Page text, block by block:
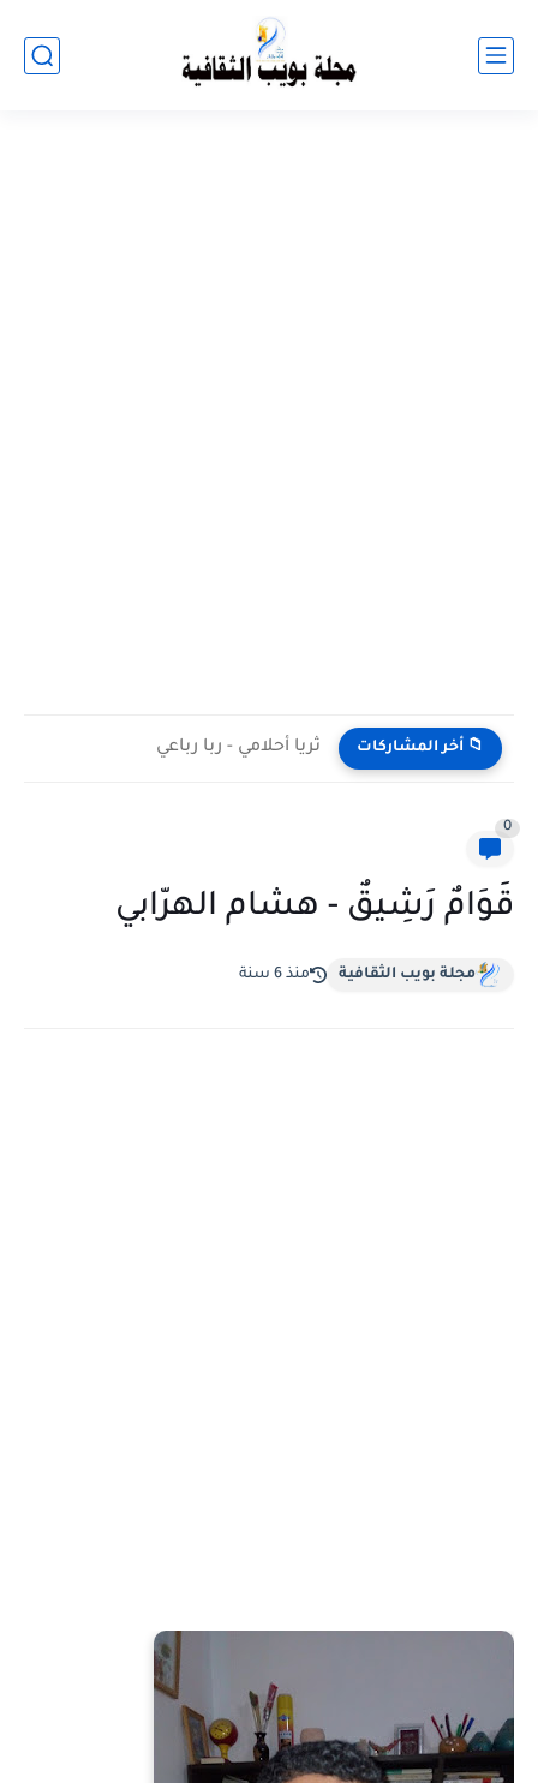
📁 أخر المشاركات ثريا أحلامي - ربا رباعي
0
قَوَامٌ رَشِيقٌ - هشام الهرّابي
مجلة بويب الثقافية منذ 6 سنة